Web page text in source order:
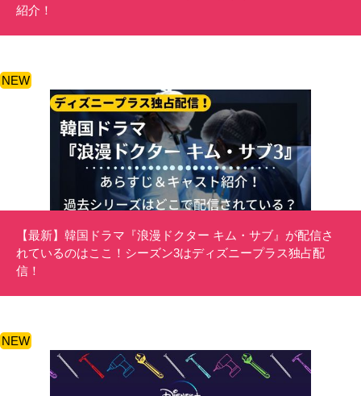
紹介！
NEW
【最新】韓国ドラマ『浪漫ドクター キム・サブ』が配信さ
れているのはここ！シーズン3はディズニープラス独占配
信！
NEW